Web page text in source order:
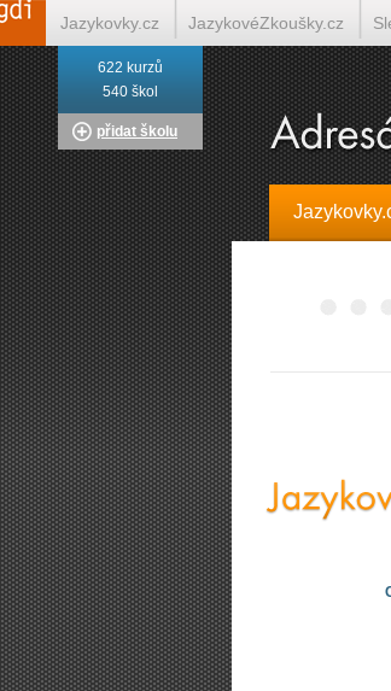
622 kurzů
540 škol
přidat školu
Jazykovky.cz JazykovéZkoušky.cz
Italština on-line Tlumočení-Překlady.cz